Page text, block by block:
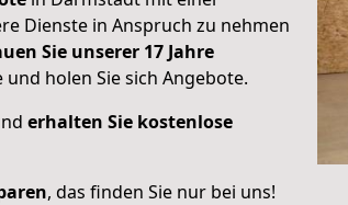
Dienste in Anspruch zu nehmen
Sie unserer 17 Jahre
holen Sie sich Angebote.
erhalten Sie kostenlose
, das finden Sie nur bei uns!